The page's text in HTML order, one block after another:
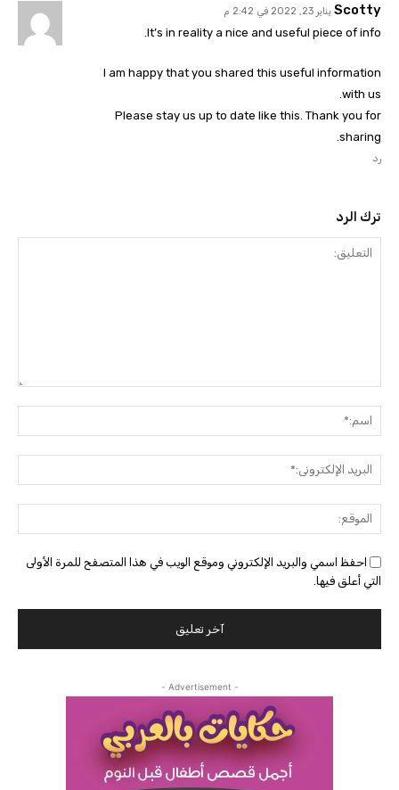
Scotty يناير 23, 2022 في 2:42 م
It’s in reality a nice and useful piece of info.
I am happy that you shared this useful information
with us.
Please stay us up to date like this. Thank you for
sharing.
رد
ترك الرد
احفظ اسمي والبريد الإلكتروني وموقع الويب في هذا المتصفح للمرة الأولى
التي أعلق فيها.
- Advertisement -